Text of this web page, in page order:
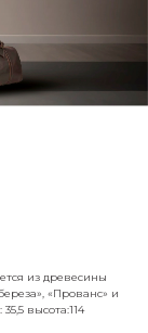
из древесины
«Прованс» и
высота:114